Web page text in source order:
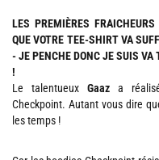
LES PREMIÈRES
QUE VOTRE TEE-SHIRT VA
- JE PENCHE DONC JE SUIS
!
Le talentueux Gaaz a
Checkpoint. Autant vous dire
les temps !